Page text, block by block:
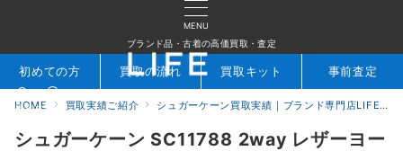
MENU
ブランド品・古着の高価買取・査定
検索 お問合せ
初めての方 買取の流れ 買取キット 事前査定
HOME 買取実績ご紹介 シュガーケーン買取実績｜ブランド専門店LIFE
シュガーケーン SC11788 2way レザーヨー